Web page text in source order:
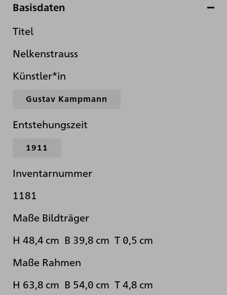
Basisdaten
Titel
Nelkenstrauss
Künstler*in
Gustav Kampmann
Entstehungszeit
1911
Inventarnummer
1181
Maße Bildträger
H 48,4 cm B 39,8 cm T 0,5 cm
Maße Rahmen
H 63,8 cm B 54,0 cm T 4,8 cm